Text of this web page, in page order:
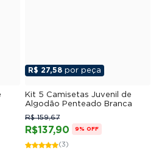
R$ 27,58 por peça
Kit 5 Camisetas Juvenil de
Algodão Penteado Branca
R$137,90
R$ 159,67
9% OFF
(3)